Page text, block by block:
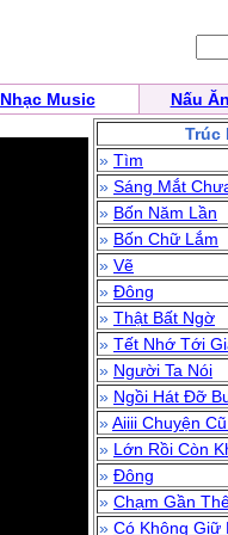
Nhạc Music Nấu Ăn
Trúc
» Tìm
» Sáng Mắt
» Bốn Năm Lần
» Bốn Chữ Lắm
» Vẽ
» Đông
» Thật Bất Ngờ
» Tết Nhớ Tới
» Người Ta Nói
» Ngồi Hát Đỡ
»Aiiii Chuyện
» Lớn Rồi Còn
» Đông
» Chạm Gần
» Có Không